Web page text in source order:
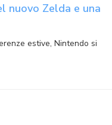
nuovo Zelda e una
estive, Nintendo si